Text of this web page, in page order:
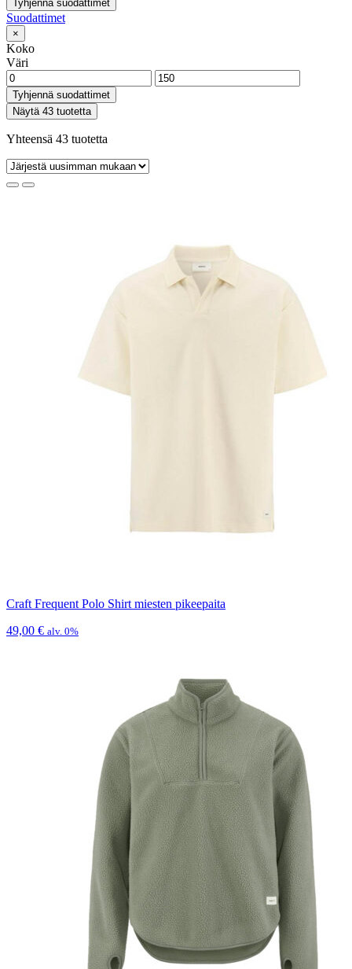
Tyhjennä suodattimet
Suodattimet
×
Koko
Väri
Tyhjennä suodattimet
Näytä 43 tuotetta
Yhteensä 43 tuotetta
Craft Frequent Polo Shirt miesten pikeepaita
49,00 € alv. 0%